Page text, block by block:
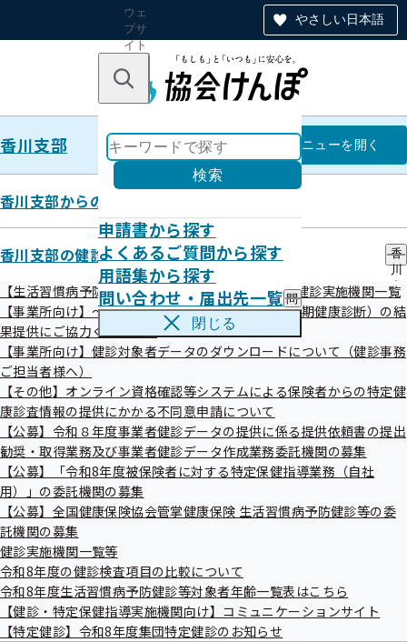
やさしい日本語
ウェ
ブサ
イト
のナ
ン
キーワードで探す
検索
申請書から探す
よくあるご質問から探す
用語集から探す
問い合わせ・届出先一覧 問
い
わ
届
先
一
覧
の
ブ
閉じる
香川支部 香川支部
メニューを開く
香川支部からのお知らせ
香川支部の健診・保健指導のご案内
香
川
支
部
の
診
保
健
導
の
【生活習慣病予防健診】令和8年度生活習慣病予防健診実施機関一覧
【事業所向け】～事業主の皆様へ～事業者健診（定期健康診断）の結
果提供にご協力ください。
【事業所向け】健診対象者データのダウンロードについて（健診事務
ご担当者様へ）
【その他】オンライン資格確認等システムによる保険者からの特定健
康診査情報の提供にかかる不同意申請について
【公募】令和８年度事業者健診データの提供に係る提供依頼書の提出
勧奨・取得業務及び事業者健診データ作成業務委託機関の募集
【公募】「令和8年度被保険者に対する特定保健指導業務（自社
用）」の委託機関の募集
【公募】全国健康保険協会管掌健康保険 生活習慣病予防健診等の委
託機関の募集
健診実施機関一覧等
令和8年度の健診検査項目の比較について
令和8年度生活習慣病予防健診等対象者年齢一覧表はこちら
【健診・特定保健指導実施機関向け】コミュニケーションサイト
【特定健診】令和8年度集団特定健診のお知らせ
第84回香川支部評議会
開催案内
第84回香川支部評議会を開催いたします
標記について、次のとおり開催することとなりましたのでお
知らせいたします。
日時
令和7年10月22日（水）10時～12時